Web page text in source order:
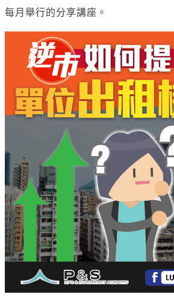
每月舉行的分享講座。